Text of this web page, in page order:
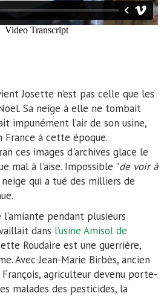
Josette n’est pas celle que les
Sa neige à elle ne tombait
impunément l’air de son usine,
à cette époque.
ces images d'archives glace le
mal à l’aise. Impossible "de voir à
qui a tué des milliers de
pendant plusieurs
dans l’usine Amisol de
Roudaire est une guerrière,
Avec Jean-Marie Birbès, ancien
François, agriculteur devenu porte-
malades des pesticides, la